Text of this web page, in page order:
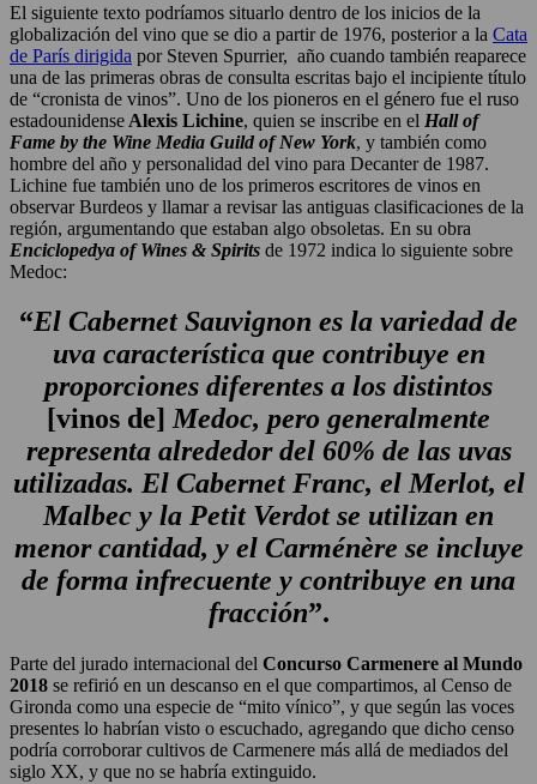
El siguiente texto podríamos situarlo dentro de los inicios de la
globalización del vino que se dio a partir de 1976, posterior a la Cata
de París dirigida por Steven Spurrier, año cuando también reaparece
una de las primeras obras de consulta escritas bajo el incipiente título
de “cronista de vinos”. Uno de los pioneros en el género fue el ruso
estadounidense Alexis Lichine, quien se inscribe en el Hall of
Fame by the Wine Media Guild of New York, y también como
hombre del año y personalidad del vino para Decanter de 1987.
Lichine fue también uno de los primeros escritores de vinos en
observar Burdeos y llamar a revisar las antiguas clasificaciones de la
región, argumentando que estaban algo obsoletas. En su obra
Enciclopedya of Wines & Spirits de 1972 indica lo siguiente sobre
Medoc:
“El Cabernet Sauvignon es la variedad de
uva característica que contribuye en
proporciones diferentes a los distintos
[vinos de] Medoc, pero generalmente
representa alrededor del 60% de las uvas
utilizadas. El Cabernet Franc, el Merlot, el
Malbec y la Petit Verdot se utilizan en
menor cantidad, y el Carménère se incluye
de forma infrecuente y contribuye en una
fracción”.
Parte del jurado internacional del Concurso Carmenere al Mundo
2018 se refirió en un descanso en el que compartimos, al Censo de
Gironda como una especie de “mito vínico”, y que según las voces
presentes lo habrían visto o escuchado, agregando que dicho censo
podría corroborar cultivos de Carmenere más allá de mediados del
siglo XX, y que no se habría extinguido.